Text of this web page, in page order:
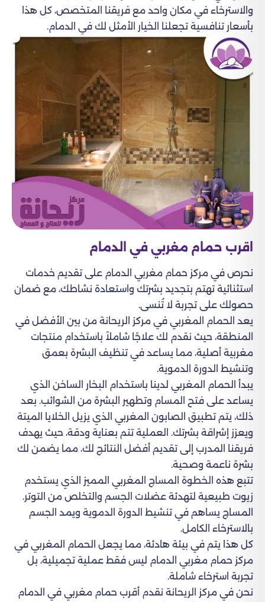
والاسترخاء في مكان واحد مع فريقنا المتخصص، كل هذا
بأسعار تنافسية تجعلنا الخيار الأمثل لك في الدمام.
اقرب حمام مغربي في الدمام
نحرص في مركز حمام مغربي الدمام على تقديم خدمات
استثنائية تهتم بتجديد بشرتك واستعادة نشاطك، مع ضمان
حصولك على تجربة لا تُنسى.
يعد الحمام المغربي في مركز الريحانة من بين الأفضل في
المنطقة، حيث نقدم لك علاجًا شاملاً باستخدام منتجات
مغربية أصلية، مما يساعد في تنظيف البشرة بعمق
وتنشيط الدورة الدموية.
يبدأ الحمام المغربي لدينا باستخدام البخار الساخن الذي
يساعد على فتح المسام وتطهير البشرة من الشوائب. بعد
ذلك، يتم تطبيق الصابون المغربي الذي يزيل الخلايا الميتة
ويعزز إشراقة بشرتك. العملية تتم بعناية ودقة، حيث يهدف
فريقنا المدرب إلى تقديم أفضل النتائج لك، مما يضمن لك
بشرة ناعمة وصحية.
تتبع هذه الخطوة المساج المغربي المميز الذي يستخدم
زيوت طبيعية لتهدئة عضلات الجسم والتخلص من التوتر.
المساج يساهم في تنشيط الدورة الدموية ويمد الجسم
بالاسترخاء الكامل.
كل هذا يتم في بيئة هادئة، مما يجعل الحمام المغربي في
مركز حمام مغربي الدمام ليس فقط عملية تجميلية، بل
تجربة استرخاء شاملة.
نحن في مركز الريحانة نقدم أقرب حمام مغربي في الدمام